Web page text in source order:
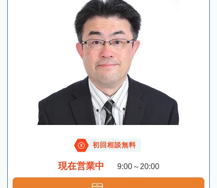
初回相談無料
現在営業中 9:00～20:00